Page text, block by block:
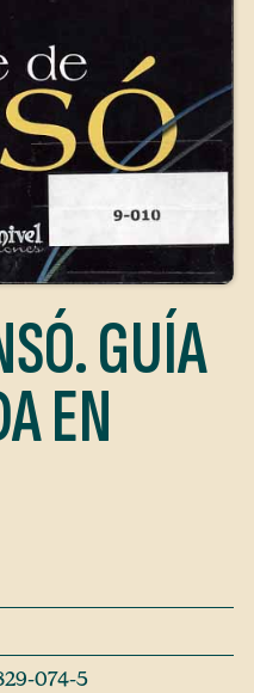
GUÍA
EN
074-5